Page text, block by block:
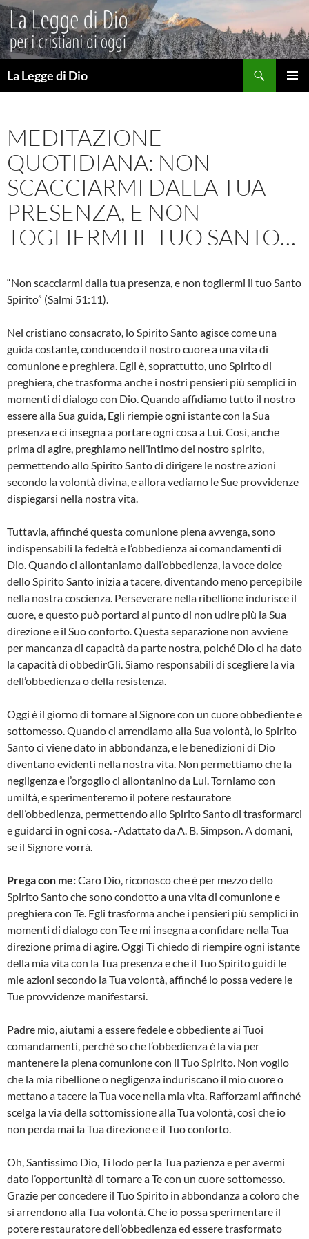
Vai
al
contenuto
La Legge di Dio
MEDITAZIONE
QUOTIDIANA: NON
SCACCIARMI DALLA TUA
PRESENZA, E NON
TOGLIERMI IL TUO SANTO…
“Non scacciarmi dalla tua presenza, e non togliermi il tuo Santo
Spirito” (Salmi 51:11).
Nel cristiano consacrato, lo Spirito Santo agisce come una
guida costante, conducendo il nostro cuore a una vita di
comunione e preghiera. Egli è, soprattutto, uno Spirito di
preghiera, che trasforma anche i nostri pensieri più semplici in
momenti di dialogo con Dio. Quando affidiamo tutto il nostro
essere alla Sua guida, Egli riempie ogni istante con la Sua
presenza e ci insegna a portare ogni cosa a Lui. Così, anche
prima di agire, preghiamo nell’intimo del nostro spirito,
permettendo allo Spirito Santo di dirigere le nostre azioni
secondo la volontà divina, e allora vediamo le Sue provvidenze
dispiegarsi nella nostra vita.
Tuttavia, affinché questa comunione piena avvenga, sono
indispensabili la fedeltà e l’obbedienza ai comandamenti di
Dio. Quando ci allontaniamo dall’obbedienza, la voce dolce
dello Spirito Santo inizia a tacere, diventando meno percepibile
nella nostra coscienza. Perseverare nella ribellione indurisce il
cuore, e questo può portarci al punto di non udire più la Sua
direzione e il Suo conforto. Questa separazione non avviene
per mancanza di capacità da parte nostra, poiché Dio ci ha dato
la capacità di obbedirGli. Siamo responsabili di scegliere la via
dell’obbedienza o della resistenza.
Oggi è il giorno di tornare al Signore con un cuore obbediente e
sottomesso. Quando ci arrendiamo alla Sua volontà, lo Spirito
Santo ci viene dato in abbondanza, e le benedizioni di Dio
diventano evidenti nella nostra vita. Non permettiamo che la
negligenza e l’orgoglio ci allontanino da Lui. Torniamo con
umiltà, e sperimenteremo il potere restauratore
dell’obbedienza, permettendo allo Spirito Santo di trasformarci
e guidarci in ogni cosa. -Adattato da A. B. Simpson. A domani,
se il Signore vorrà.
Prega con me:Caro Dio, riconosco che è per mezzo dello
Spirito Santo che sono condotto a una vita di comunione e
preghiera con Te. Egli trasforma anche i pensieri più semplici in
momenti di dialogo con Te e mi insegna a confidare nella Tua
direzione prima di agire. Oggi Ti chiedo di riempire ogni istante
della mia vita con la Tua presenza e che il Tuo Spirito guidi le
mie azioni secondo la Tua volontà, affinché io possa vedere le
Tue provvidenze manifestarsi.
Padre mio, aiutami a essere fedele e obbediente ai Tuoi
comandamenti, perché so che l’obbedienza è la via per
mantenere la piena comunione con il Tuo Spirito. Non voglio
che la mia ribellione o negligenza induriscano il mio cuore o
mettano a tacere la Tua voce nella mia vita. Rafforzami affinché
scelga la via della sottomissione alla Tua volontà, così che io
non perda mai la Tua direzione e il Tuo conforto.
Oh, Santissimo Dio, Ti lodo per la Tua pazienza e per avermi
dato l’opportunità di tornare a Te con un cuore sottomesso.
Grazie per concedere il Tuo Spirito in abbondanza a coloro che
si arrendono alla Tua volontà. Che io possa sperimentare il
potere restauratore dell’obbedienza ed essere trasformato